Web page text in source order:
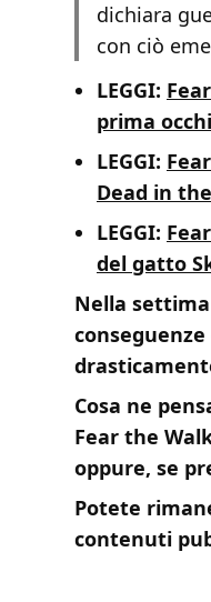
dichiara
con ciò
LEGGI:
prima
LEGGI:
Dead in
LEGGI:
del gatto
Nella
Cosa ne
Fear the
oppure, se
Potete
contenuti